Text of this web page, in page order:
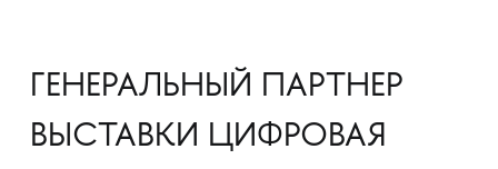
ГЕНЕРАЛЬНЫЙ ПАРТНЕР
ВЫСТАВКИ ЦИФРОВАЯ